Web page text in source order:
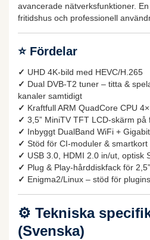
avancerade nätverksfunktioner.
fritidshus och professionell
⭐ Fördelar
✓ UHD 4K-bild med HEVC/H.265
✓ Dual DVB-T2 tuner – titta &
kanaler samtidigt
✓ Kraftfull ARM QuadCore CPU
✓ 3,5” MiniTV TFT LCD-skärm på
✓ Inbyggt DualBand WiFi +
✓ Stöd för CI-moduler & smartkort
✓ USB 3.0, HDMI 2.0 in/ut, optisk
✓ Plug & Play-hårddiskfack för
✓ Enigma2/Linux – stöd för
⚙️ Tekniska
(Svenska)